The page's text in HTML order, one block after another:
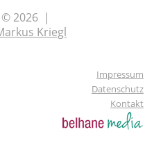
2026 |
Kriegl
Impressum
Datenschutz
Kontakt